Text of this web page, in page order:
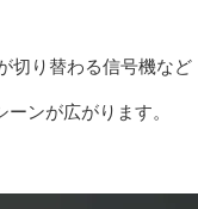
切り替わる信号機など
ンが広がります。